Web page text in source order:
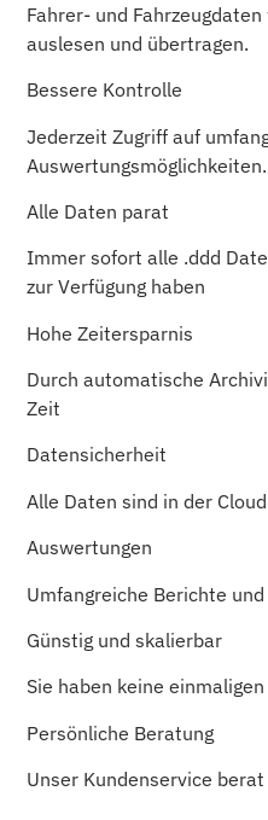
Fahrer- und
auslesen und übertragen.
Bessere Kontrolle
Jederzeit Zugriff auf
Auswertungsmöglichkeiten.
Alle Daten parat
Immer sofort alle .ddd
zur Verfügung haben
Hohe Zeitersparnis
Durch automatische
Zeit
Datensicherheit
Alle Daten sind in der
Auswertungen
Umfangreiche Berichte
Günstig und skalierbar
Sie haben keine
Persönliche Beratung
Unser Kundenservice